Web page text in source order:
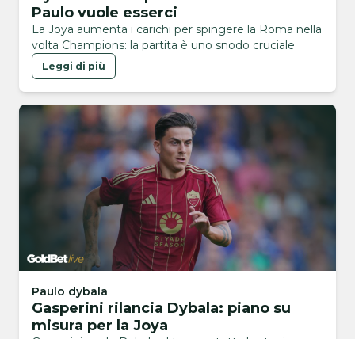
Paulo vuole esserci
La Joya aumenta i carichi per spingere la Roma nella
volta Champions: la partita è uno snodo cruciale
Leggi di più
Paulo dybala
Gasperini rilancia Dybala: piano su
misura per la Joya